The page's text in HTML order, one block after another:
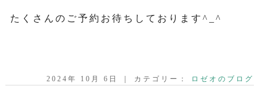
たくさんのご予約お待ちしております^_^
2024年 10月 6日 ｜ カテゴリー： ロゼオのブログ